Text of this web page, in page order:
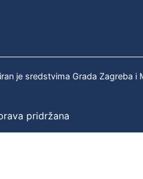
je sredstvima Grada Zagreba
pridržana